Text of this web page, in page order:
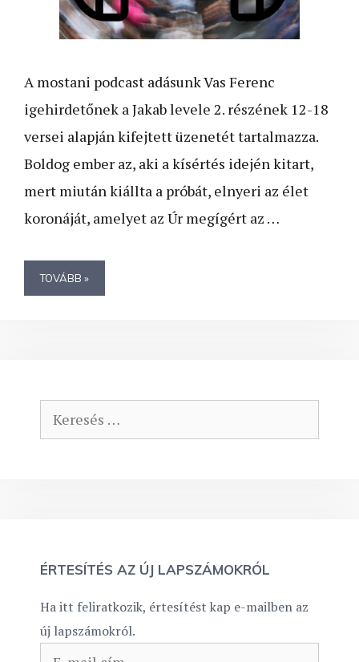
A mostani podcast adásunk Vas Ferenc
igehirdetőnek a Jakab levele 2. részének 12-18
versei alapján kifejtett üzenetét tartalmazza.
Boldog ember az, aki a kísértés idején kitart,
mert miután kiállta a próbát, elnyeri az élet
koronáját, amelyet az Úr megígért az …
TOVÁBB »
Keresés:
ÉRTESÍTÉS AZ ÚJ LAPSZÁMOKRÓL
Ha itt feliratkozik, értesítést kap e-mailben az
új lapszámokról.